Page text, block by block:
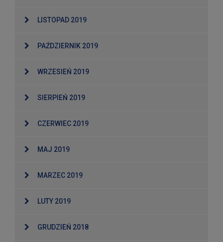
LISTOPAD 2019
PAŹDZIERNIK 2019
WRZESIEŃ 2019
SIERPIEŃ 2019
CZERWIEC 2019
MAJ 2019
MARZEC 2019
LUTY 2019
GRUDZIEŃ 2018